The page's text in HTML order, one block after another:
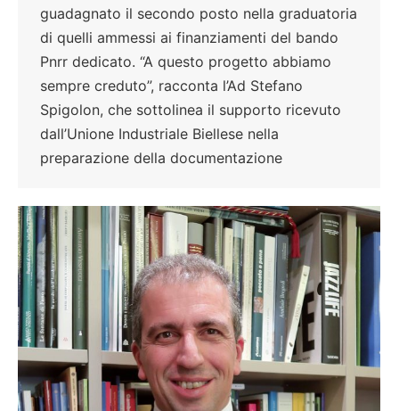
guadagnato il secondo posto nella graduatoria
di quelli ammessi ai finanziamenti del bando
Pnrr dedicato. “A questo progetto abbiamo
sempre creduto”, racconta l’Ad Stefano
Spigolon, che sottolinea il supporto ricevuto
dall’Unione Industriale Biellese nella
preparazione della documentazione